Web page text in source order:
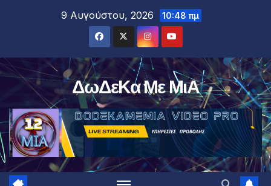
9 Αυγούστου, 2026 10:48 πμ
ΔωΔεΚα Με ΜιΑ